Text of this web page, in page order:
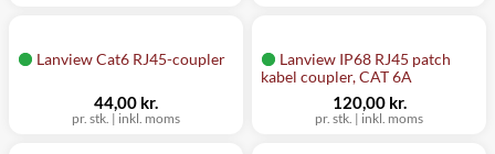
Lanview Cat6 RJ45-coupler
pr. stk. | inkl. moms
44,00 kr.
Lanview IP68 RJ45 patch
kabel coupler, CAT 6A
pr. stk. | inkl. moms
120,00 kr.